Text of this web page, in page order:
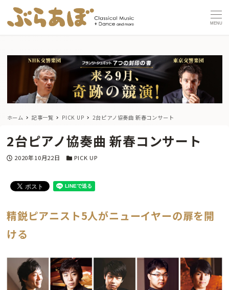
MENU
ホーム 記事一覧 PICK UP 2台ピアノ協奏曲 新春コンサート
2台ピアノ協奏曲 新春コンサート
投稿日
2020年10月22日 カテゴリー
PICK UP
精鋭ピアニスト5人がニューイヤーの扉を開
ける